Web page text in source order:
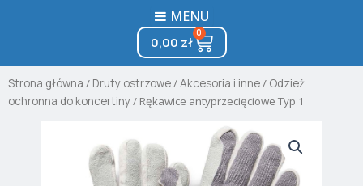
MENU
0,00 zł
0
Cart
Strona główna / Druty ostrzowe/Akcesoria i inne/ Odzież
ochronna do koncertiny/ Rękawice antyprzecięciowe Typ 1